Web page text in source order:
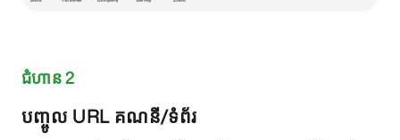
ជំហាន 2
បញ្ចូល URL គណនី/ទំព័រ